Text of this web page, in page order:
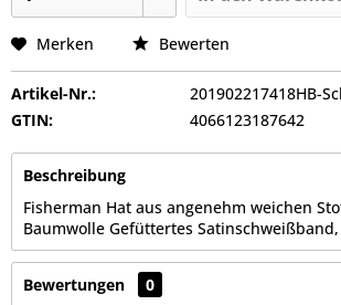
Merken Bewerten
Artikel-Nr.:
201902217418HB-
GTIN:
4066123187642
Beschreibung
Fisherman Hat aus angenehm weichen
Baumwolle Gefüttertes Satinschweißband,
Bewertungen
0